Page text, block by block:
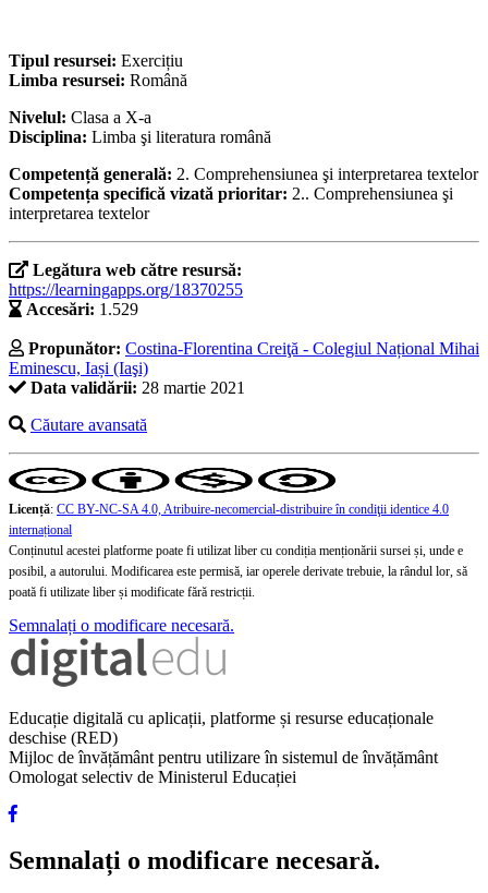
Tipul resursei: Exercițiu
Limba resursei: Română
Nivelul: Clasa a X-a
Disciplina: Limba şi literatura română
Competență generală: 2. Comprehensiunea şi interpretarea textelor
Competența specifică vizată prioritar: 2.. Comprehensiunea şi
interpretarea textelor
Legătura web către resursă:
https://learningapps.org/18370255
Accesări: 1.529
Propunător: Costina-Florentina Creiţă - Colegiul Național Mihai
Eminescu, Iași (Iaşi)
Data validării: 28 martie 2021
Căutare avansată
Licență: CC BY-NC-SA 4.0, Atribuire-necomercial-distribuire în condiţii identice 4.0
internațional
Conținutul acestei platforme poate fi utilizat liber cu condiția menționării sursei și, unde e
posibil, a autorului. Modificarea este permisă, iar operele derivate trebuie, la rândul lor, să
poată fi utilizate liber și modificate fără restricții.
Semnalați o modificare necesară.
Educație digitală cu aplicații, platforme și resurse educaționale
deschise (RED)
Mijloc de învățământ pentru utilizare în sistemul de învățământ
Omologat selectiv de Ministerul Educației
Semnalați o modificare necesară.